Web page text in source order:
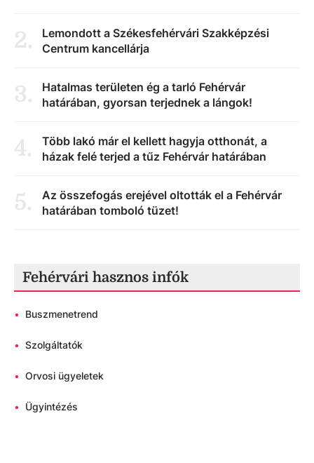
2.
Lemondott a Székesfehérvári Szakképzési
Centrum kancellárja
3.
Hatalmas területen ég a tarló Fehérvár
határában, gyorsan terjednek a lángok!
4.
Több lakó már el kellett hagyja otthonát, a
házak felé terjed a tűz Fehérvár határában
5.
Az összefogás erejével oltották el a Fehérvár
határában tomboló tüzet!
Fehérvári hasznos infók
• Buszmenetrend
• Szolgáltatók
• Orvosi ügyeletek
• Ügyintézés